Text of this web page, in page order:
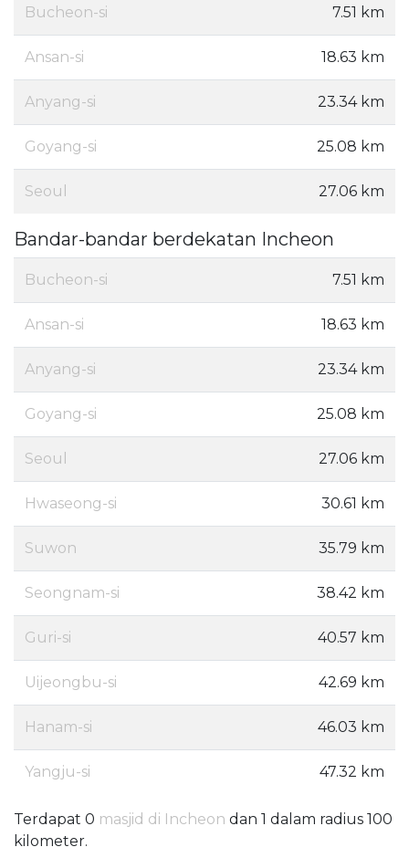
Bucheon-si 7.51 km
Ansan-si 18.63 km
Anyang-si 23.34 km
Goyang-si 25.08 km
Seoul 27.06 km
Bandar-bandar berdekatan Incheon
Bucheon-si 7.51 km
Ansan-si 18.63 km
Anyang-si 23.34 km
Goyang-si 25.08 km
Seoul 27.06 km
Hwaseong-si 30.61 km
Suwon 35.79 km
Seongnam-si 38.42 km
Guri-si 40.57 km
Uijeongbu-si 42.69 km
Hanam-si 46.03 km
Yangju-si 47.32 km
Terdapat 0 masjid di Incheon dan 1 dalam radius 100
kilometer.